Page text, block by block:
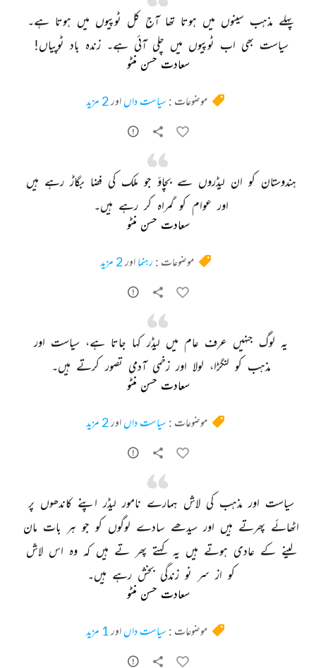
پہلے مذہب سینوں میں ہوتا تھا آج کل ٹوپیوں میں ہوتا ہے۔
سیاست بھی اب ٹوپیوں میں چلی آئی ہے۔ زندہ باد ٹوپیاں!
سعادت حسن منٹو
موضوعات : سیاست داںاور2 مزید
ہندوستان کو ان لیڈروں سے بچاؤ جو ملک کی فضا بگاڑ رہے ہیں
اور عوام کو گمراہ کر رہے ہیں۔
سعادت حسن منٹو
موضوعات : رہنما اور2 مزید
یہ لوگ جنہیں عرف عام میں لیڈر کہا جاتا ہے، سیاست اور
مذہب کو لنگڑا، لولا اور زخمی آدمی تصور کرتے ہیں۔
سعادت حسن منٹو
موضوعات : سیاست داںاور2 مزید
سیاست اور مذہب کی لاش ہمارے نامور لیڈر اپنے کاندھوں پر
اٹھائے پھرتے ہیں اور سیدھے سادے لوگوں کو جو ہر بات مان
لینے کے عادی ہوتے ہیں یہ کہتے پھر تے ہیں کہ وہ اس لاش
کو از سر نو زندگی بخش رہے ہیں۔
سعادت حسن منٹو
موضوعات : سیاست داںاور1 مزید